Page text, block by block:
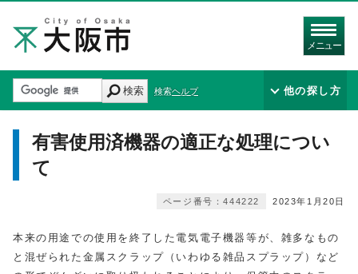
メニュー
検索 検索ヘルプ 他の探し方
有害使用済機器の適正な処理につい
て
2023年1月20日
ページ番号：444222
本来の用途での使用を終了した電気電子機器等が、雑多なもの
と混ぜられた金属スクラップ（いわゆる雑品スプラップ）など